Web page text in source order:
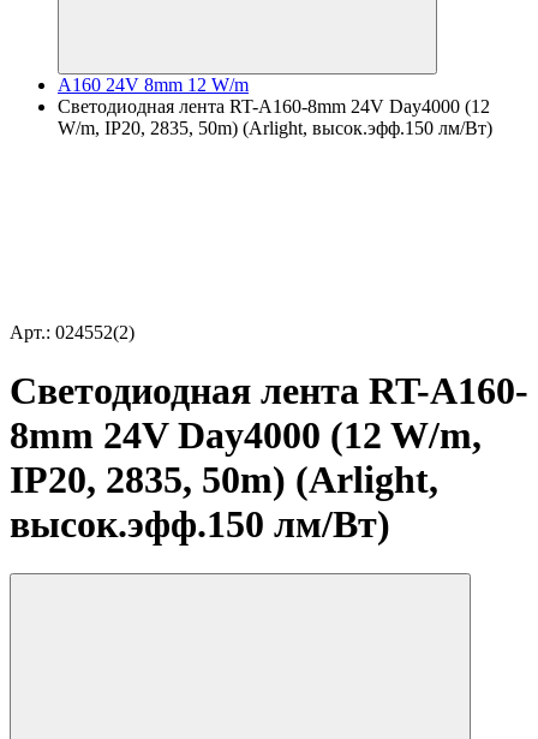
A160 24V 8mm 12 W/m
Светодиодная лента RT-A160-8mm 24V Day4000 (12
W/m, IP20, 2835, 50m) (Arlight, высок.эфф.150 лм/Вт)
Арт.: 024552(2)
Светодиодная лента RT-A160-
8mm 24V Day4000 (12 W/m,
IP20, 2835, 50m) (Arlight,
высок.эфф.150 лм/Вт)